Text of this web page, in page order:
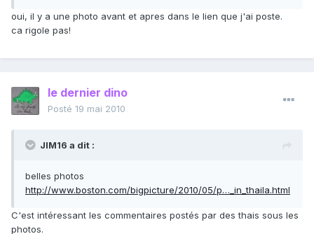
oui, il y a une photo avant et apres dans le lien que j'ai poste.
ca rigole pas!
le dernier dino
Posté 19 mai 2010
JIM16 a dit :
belles photos
http://www.boston.com/bigpicture/2010/05/p…_in_thaila.html
C'est intéressant les commentaires postés par des thais sous les
photos.